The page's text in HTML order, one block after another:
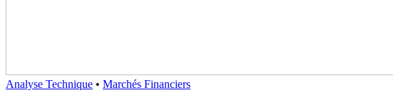
Analyse Technique • Marchés Financiers